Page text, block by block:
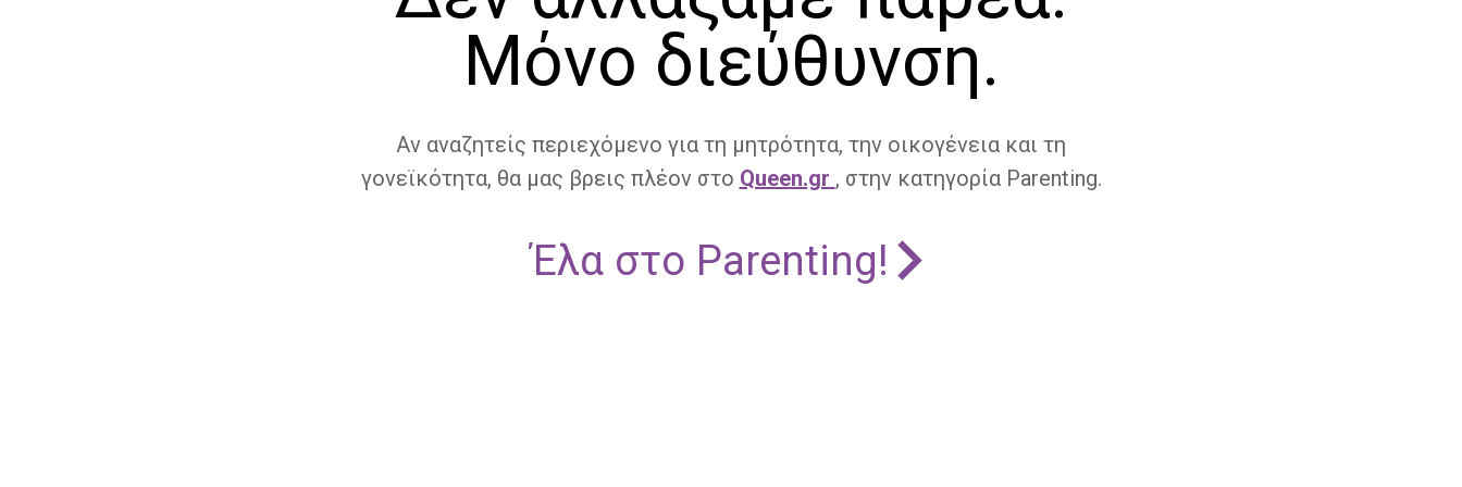
Μόνο διεύθυνση.
Αν αναζητείς περιεχόμενο για τη μητρότητα, την οικογένεια και τη
γονεϊκότητα, θα μας βρεις πλέον στο Queen.gr , στην κατηγορία Parenting.
Έλα στο Parenting!